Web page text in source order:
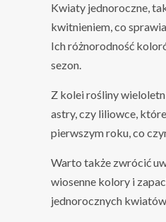
Kwiaty jednoroczne,
kwitnieniem, co
Ich różnorodność
sezon.
Z kolei rośliny
astry, czy liliowce,
pierwszym roku, co
Warto także zwrócić
wiosenne kolory i
jednorocznych